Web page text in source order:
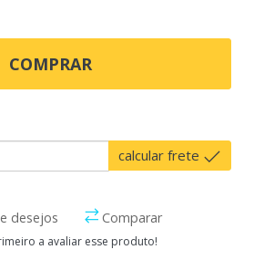
COMPRAR
calcular frete
desejos Comparar
a avaliar esse produto!